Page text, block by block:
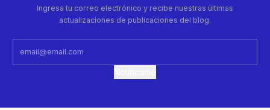
Ingresa tu correo electrónico y recibe nuestras últimas
actualizaciones de publicaciones del blog.